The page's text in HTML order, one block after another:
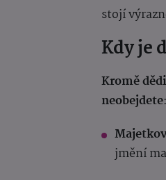
stojí
Kdy je
Kromě
neobejdete:
jmění